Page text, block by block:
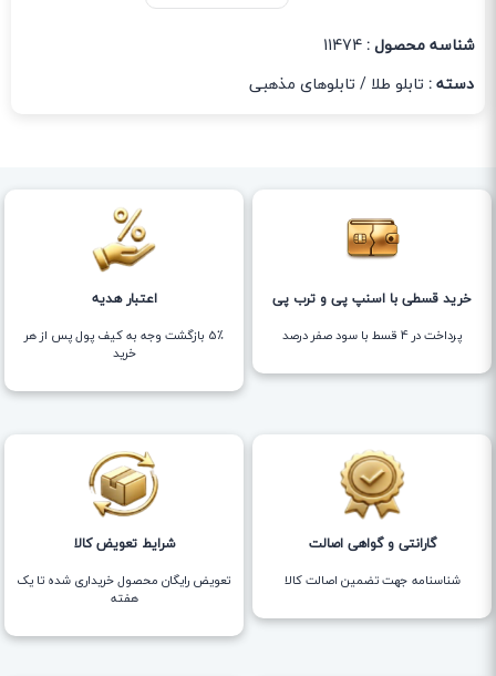
شناسه محصول :11474
دسته : تابلو طلا / تابلوهای مذهبی
خرید قسطی با اسنپ پی و ترب پی
پرداخت در 4 قسط با سود صفر درصد
اعتبار هدیه
5٪ بازگشت وجه به کیف پول پس از هر
خرید
گارانتی و گواهی اصالت
شناسنامه جهت تضمین اصالت کالا
شرایط تعویض کالا
تعویض رایگان محصول خریداری شده تا یک
هفته